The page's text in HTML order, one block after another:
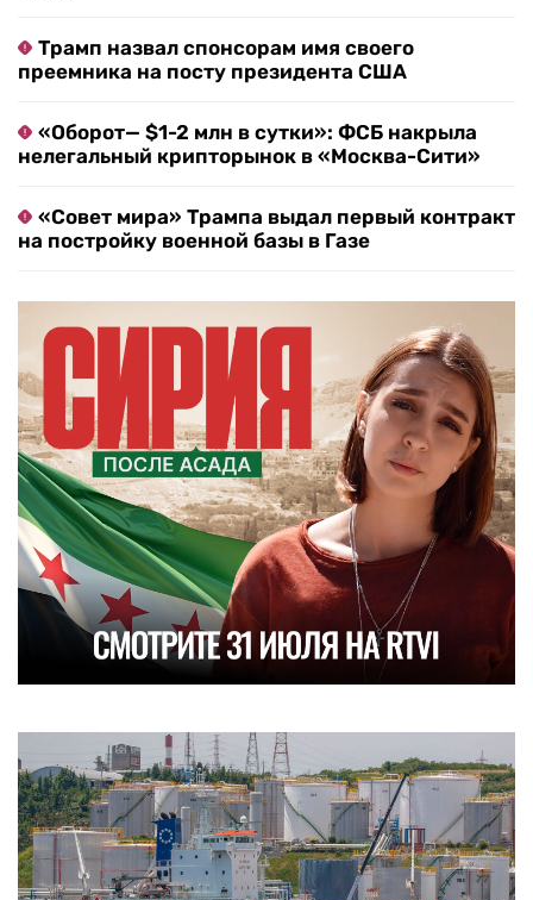
Трамп назвал спонсорам имя своего
преемника на посту президента США
«Оборот— $1-2 млн в сутки»: ФСБ накрыла
нелегальный крипторынок в «Москва-Сити»
«Совет мира» Трампа выдал первый контракт
на постройку военной базы в Газе